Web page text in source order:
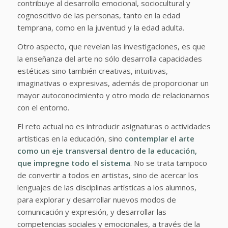
contribuye al desarrollo emocional, sociocultural y
cognoscitivo de las personas, tanto en la edad
temprana, como en la juventud y la edad adulta.
Otro aspecto, que revelan las investigaciones, es que
la enseñanza del arte no sólo desarrolla capacidades
estéticas sino también creativas, intuitivas,
imaginativas o expresivas, además de proporcionar un
mayor autoconocimiento y otro modo de relacionarnos
con el entorno.
El reto actual no es introducir asignaturas o actividades
artísticas en la educación, sino contemplar el arte
como un eje transversal dentro de la educación,
que impregne todo el sistema. No se trata tampoco
de convertir a todos en artistas, sino de acercar los
lenguajes de las disciplinas artísticas a los alumnos,
para explorar y desarrollar nuevos modos de
comunicación y expresión, y desarrollar las
competencias sociales y emocionales, a través de la